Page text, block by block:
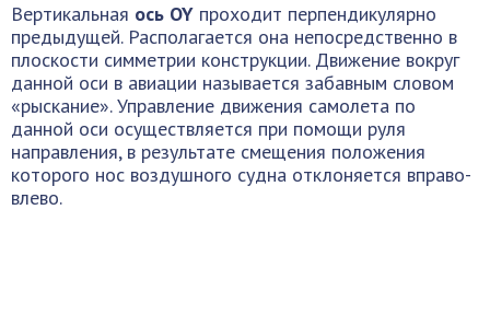
Вертикальная ось OY проходит перпендикулярно
предыдущей. Располагается она непосредственно в
плоскости симметрии конструкции. Движение вокруг
данной оси в авиации называется забавным словом
«рыскание». Управление движения самолета по
данной оси осуществляется при помощи руля
направления, в результате смещения положения
которого нос воздушного судна отклоняется вправо-
влево.